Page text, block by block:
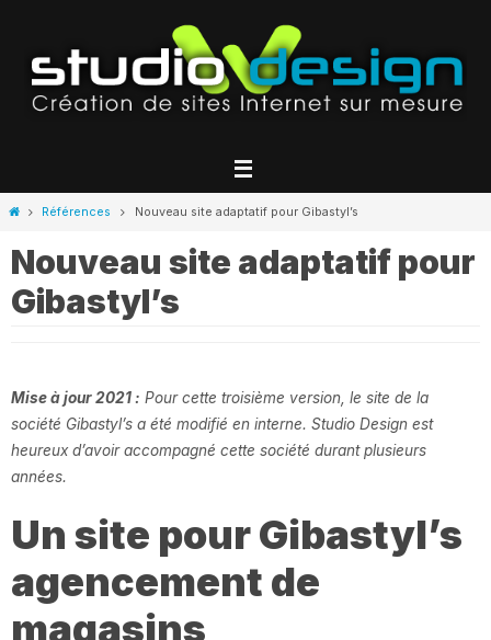
contenu
HomeRéférences Nouveau site adaptatif pour Gibastyl’s
Nouveau site adaptatif pour
Gibastyl’s
Mise à jour 2021 : Pour cette troisième version, le site de la
société Gibastyl’s a été modifié en interne. Studio Design est
heureux d’avoir accompagné cette société durant plusieurs
années.
Un site pour Gibastyl’s
agencement de
magasins